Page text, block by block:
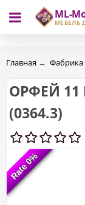
ML-
МЕБЕЛЬ
RU RO
Главная →
ОРФЕЙ
(0364.3)
Rate 0%
Rate 0%